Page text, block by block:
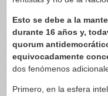
Esto se debe a la
durante 16 años y,
quorum
equivocadamente
dos fenómenos
Primero, en la esfera